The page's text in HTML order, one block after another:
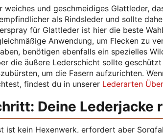
weiches und geschmeidiges Glattleder,
als Rindsleder und sollte
für Glattleder ist hier die beste
Anwendung, um Flecken zu
benötigen ebenfalls ein spezielles
die äußere Lederschicht sollte
um die Fasern aufzurichten.
findest du in unserer Lederarten
Deine Lederjacke
ist kein Hexenwerk, erfordert aber